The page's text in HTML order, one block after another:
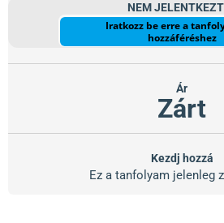
NEM
Iratkozz be erre a
hozzáféréshez
Ár
Zárt
Kezdj hozzá
Ez a tanfolyam jelenleg